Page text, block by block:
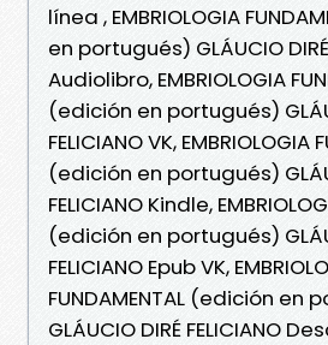
línea , EMBRIOLOGIA
en portugués) GLÁUCIO DIRÉ
Audiolibro, EMBRIOLOGIA
(edición en portugués)
FELICIANO VK, EMBRIOLOGIA
(edición en portugués)
FELICIANO Kindle,
(edición en portugués)
FELICIANO Epub VK,
FUNDAMENTAL (edición en
GLÁUCIO DIRÉ FELICIANO